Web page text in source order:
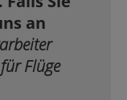
an
Flüge